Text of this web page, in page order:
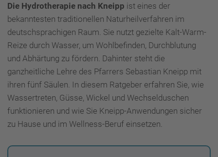
Die Hydrotherapie nach Kneipp ist eines der
bekanntesten traditionellen Naturheilverfahren im
deutschsprachigen Raum. Sie nutzt gezielte Kalt-Warm-
Reize durch Wasser, um Wohlbefinden, Durchblutung
und Abhärtung zu fördern. Dahinter steht die
ganzheitliche Lehre des Pfarrers Sebastian Kneipp mit
ihren fünf Säulen. In diesem Ratgeber erfahren Sie, wie
Wassertreten, Güsse, Wickel und Wechselduschen
funktionieren und wie Sie Kneipp-Anwendungen sicher
zu Hause und im Wellness-Beruf einsetzen.